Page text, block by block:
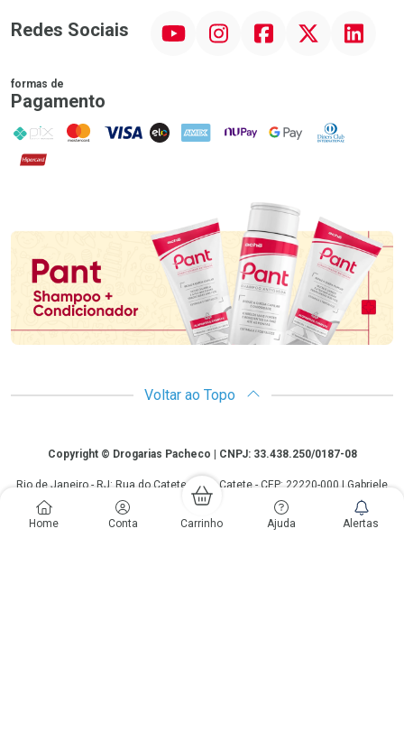
Home Conta Carrinho Ajuda Alertas
Redes Sociais InstagramFacebookTwitter Linkedin
formas de
Pagamento
PIX MasterCard
VISA ELO AMEX NuPay Google PayDiners Club
Hipercard
Voltar ao Topo
CopyrightCopyright © Drogarias Pacheco | CNPJ: 33.438.250/0187-08
Rio de Janeiro - RJ: Rua do Catete, 300 - Catete - CEP: 22220-000 | Gabriele
Giovanelli - CRF 28127 | 24 horas| Autorização de funcionamento: Processo:
25351.493074/2012-10 Autorização/MS: 7.25279.0 | As informações
contidas neste site, como promoções e ofertas de remédios e